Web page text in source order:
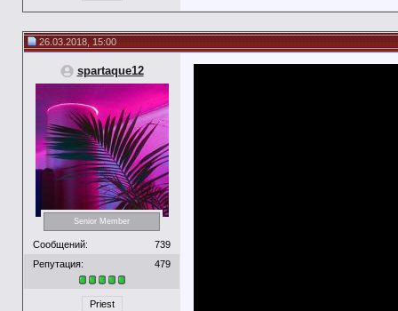
26.03.2018, 15:00
spartaque12
Senior Member
Сообщений:
739
Репутация:
479
Priest